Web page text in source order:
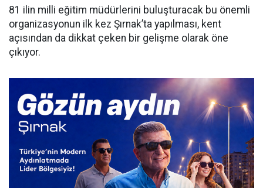
81 ilin milli eğitim müdürlerini buluşturacak bu önemli
organizasyonun ilk kez Şırnak’ta yapılması, kent
açısından da dikkat çeken bir gelişme olarak öne
çıkıyor.